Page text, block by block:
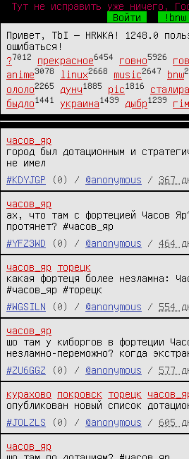
Тут не исправить уже ничего,
Войти
!bnw
Привет, TbI — HRWKA! 1248.0
ошибаться!
?7012 прекрасное6454 говно5926
anime3078 linux2668 music2647 bnw
ололо2265 дунч1885 pic1816
быдло1441 украина1439 дыбр1239
часов_яр
город был дотационным и
не имел
#KDYJGP
(0) / @anonymous / 367
часов_яр
ах, что там с фортецией Часов
протянет? #часов_яр
#YFZ3WD
(0) / @anonymous / 464
часов_яр
торецк
какая фортеця более незламна:
#часов_яр #торецк
#WGSILN
(0) / @anonymous / 554
часов_яр
шо там у киборгов в фортеции
незламно-переможно? когда
#ZU6GGZ
(0) / @anonymous / 577
курахово покровск торецк
опубликован новый список
#JOLZLS
(0) / @anonymous / 605
часов_яр